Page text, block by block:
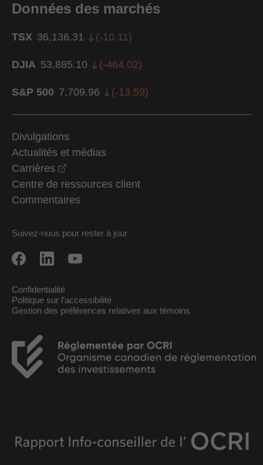
Données des marchés
TSX 36,136.31 (-10.11)
DJIA 53,885.10 (-464.02)
S&P 500 7,709.96 (-13.59)
Divulgations
Actualités et médias
Carrières
Centre de ressources client
Commentaires
Suivez-nous pour rester à jour
Confidentialité
Politique sur l’accessibilité
Gestion des préférences relatives aux témoins